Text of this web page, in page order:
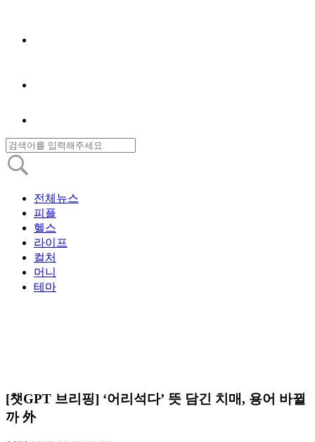
전체뉴스
피플
헬스
라이프
컬처
머니
테마
[챗GPT 브리핑] ‘어리석다’ 뜻 담긴 치매, 용어 바뀔
까 外